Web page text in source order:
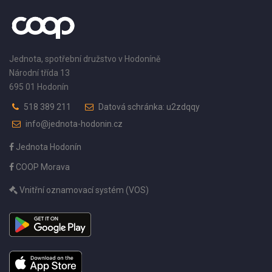
Jednota, spotřební družstvo v Hodoníně
Národní třída 13
695 01 Hodonín
518 389 211
Datová schránka: u2zdqqy
info@jednota-hodonin.cz
Jednota Hodonín
COOP Morava
Vnitřní oznamovací systém (VOS)